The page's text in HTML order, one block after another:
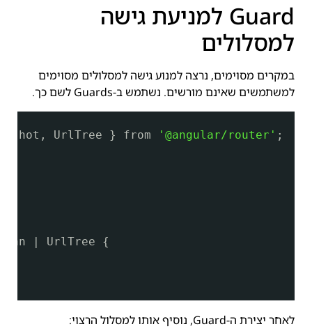
Guard למניעת גישה
למסלולים
במקרים מסוימים, נרצה למנוע גישה למסלולים מסוימים
למשתמשים שאינם מורשים. נשתמש ב-Guards לשם כך.
UrlTree } from '@angular/router' ;
| UrlTree {
לאחר יצירת ה-Guard, נוסיף אותו למסלול הרצוי: